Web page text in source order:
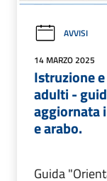
AVVISI
14 MARZO 2025
Istruzione
adulti -
aggiornata
e arabo.
Guida